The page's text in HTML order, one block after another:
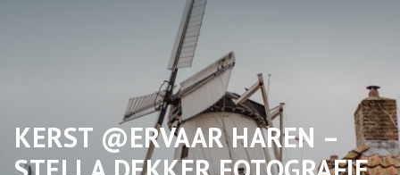
KERST @ERVAAR HAREN –